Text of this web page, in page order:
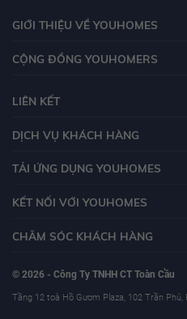
GIỚI THIỆU VỀ YOUHOMES
CỘNG ĐỒNG YOUHOMERS
LIÊN KẾT
DỊCH VỤ KHÁCH HÀNG
TẢI ỨNG DỤNG YOUHOMES
KẾT NỐI VỚI YOUHOMES
CHĂM SÓC KHÁCH HÀNG
© 2026 - Công Ty TNHH CT Toàn Cầu
Tầng 12 toà Hồ Gươm Plaza, 102 Trần